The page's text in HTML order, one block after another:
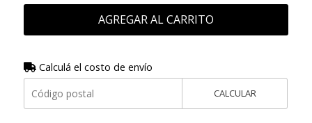
AGREGAR AL CARRITO
Calculá el costo de envío
CALCULAR